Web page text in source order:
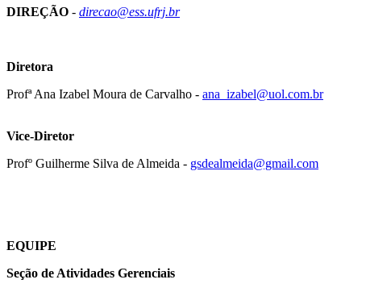
DIREÇÃO - direcao@ess.ufrj.br
Diretora
Profª Ana Izabel Moura de Carvalho - ana_izabel@uol.com.br
Vice-Diretor
Profº Guilherme Silva de Almeida - gsdealmeida@gmail.com
EQUIPE
Seção de Atividades Gerenciais